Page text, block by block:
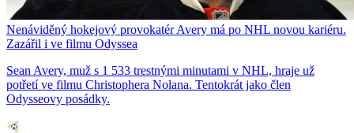
Nenáviděný hokejový provokatér Avery má po NHL novou kariéru.
Zazářil i ve filmu Odyssea
Sean Avery, muž s 1 533 trestnými minutami v NHL, hraje už
potřetí ve filmu Christophera Nolana. Tentokrát jako člen
Odysseovy posádky.